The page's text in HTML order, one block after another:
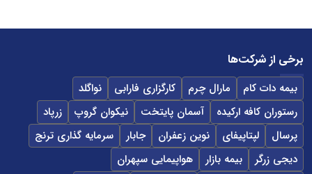
برخی از شرکت‌ها
بیمه دات کام مارال چرم کارگزاری فارابی
نواگلد
رستوران کافه ارکیده
آسمان پایتخت نیکوان گروپ
زرپاد
پرسال
لپتاپیفای نوین زعفران جابار
سرمایه گذاری ترنج
دیجی زرگر
بیمه بازار
هواپیمایی سپهران